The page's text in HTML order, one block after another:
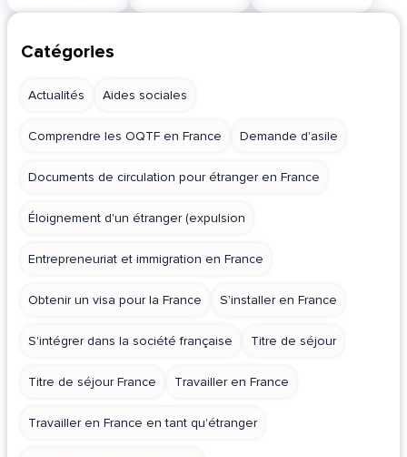
Catégories
Actualités Aides sociales
Comprendre les OQTF en France Demande d'asile
Documents de circulation pour étranger en France
Éloignement d'un étranger (expulsion
Entrepreneuriat et immigration en France
Obtenir un visa pour la France S'installer en France
S'intégrer dans la société française Titre de séjour
Titre de séjour France Travailler en France
Travailler en France en tant qu'étranger